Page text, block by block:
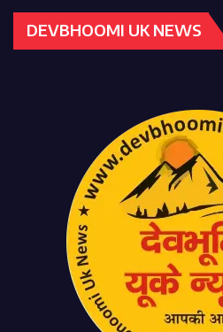
DEVBHOOMI UK NEWS